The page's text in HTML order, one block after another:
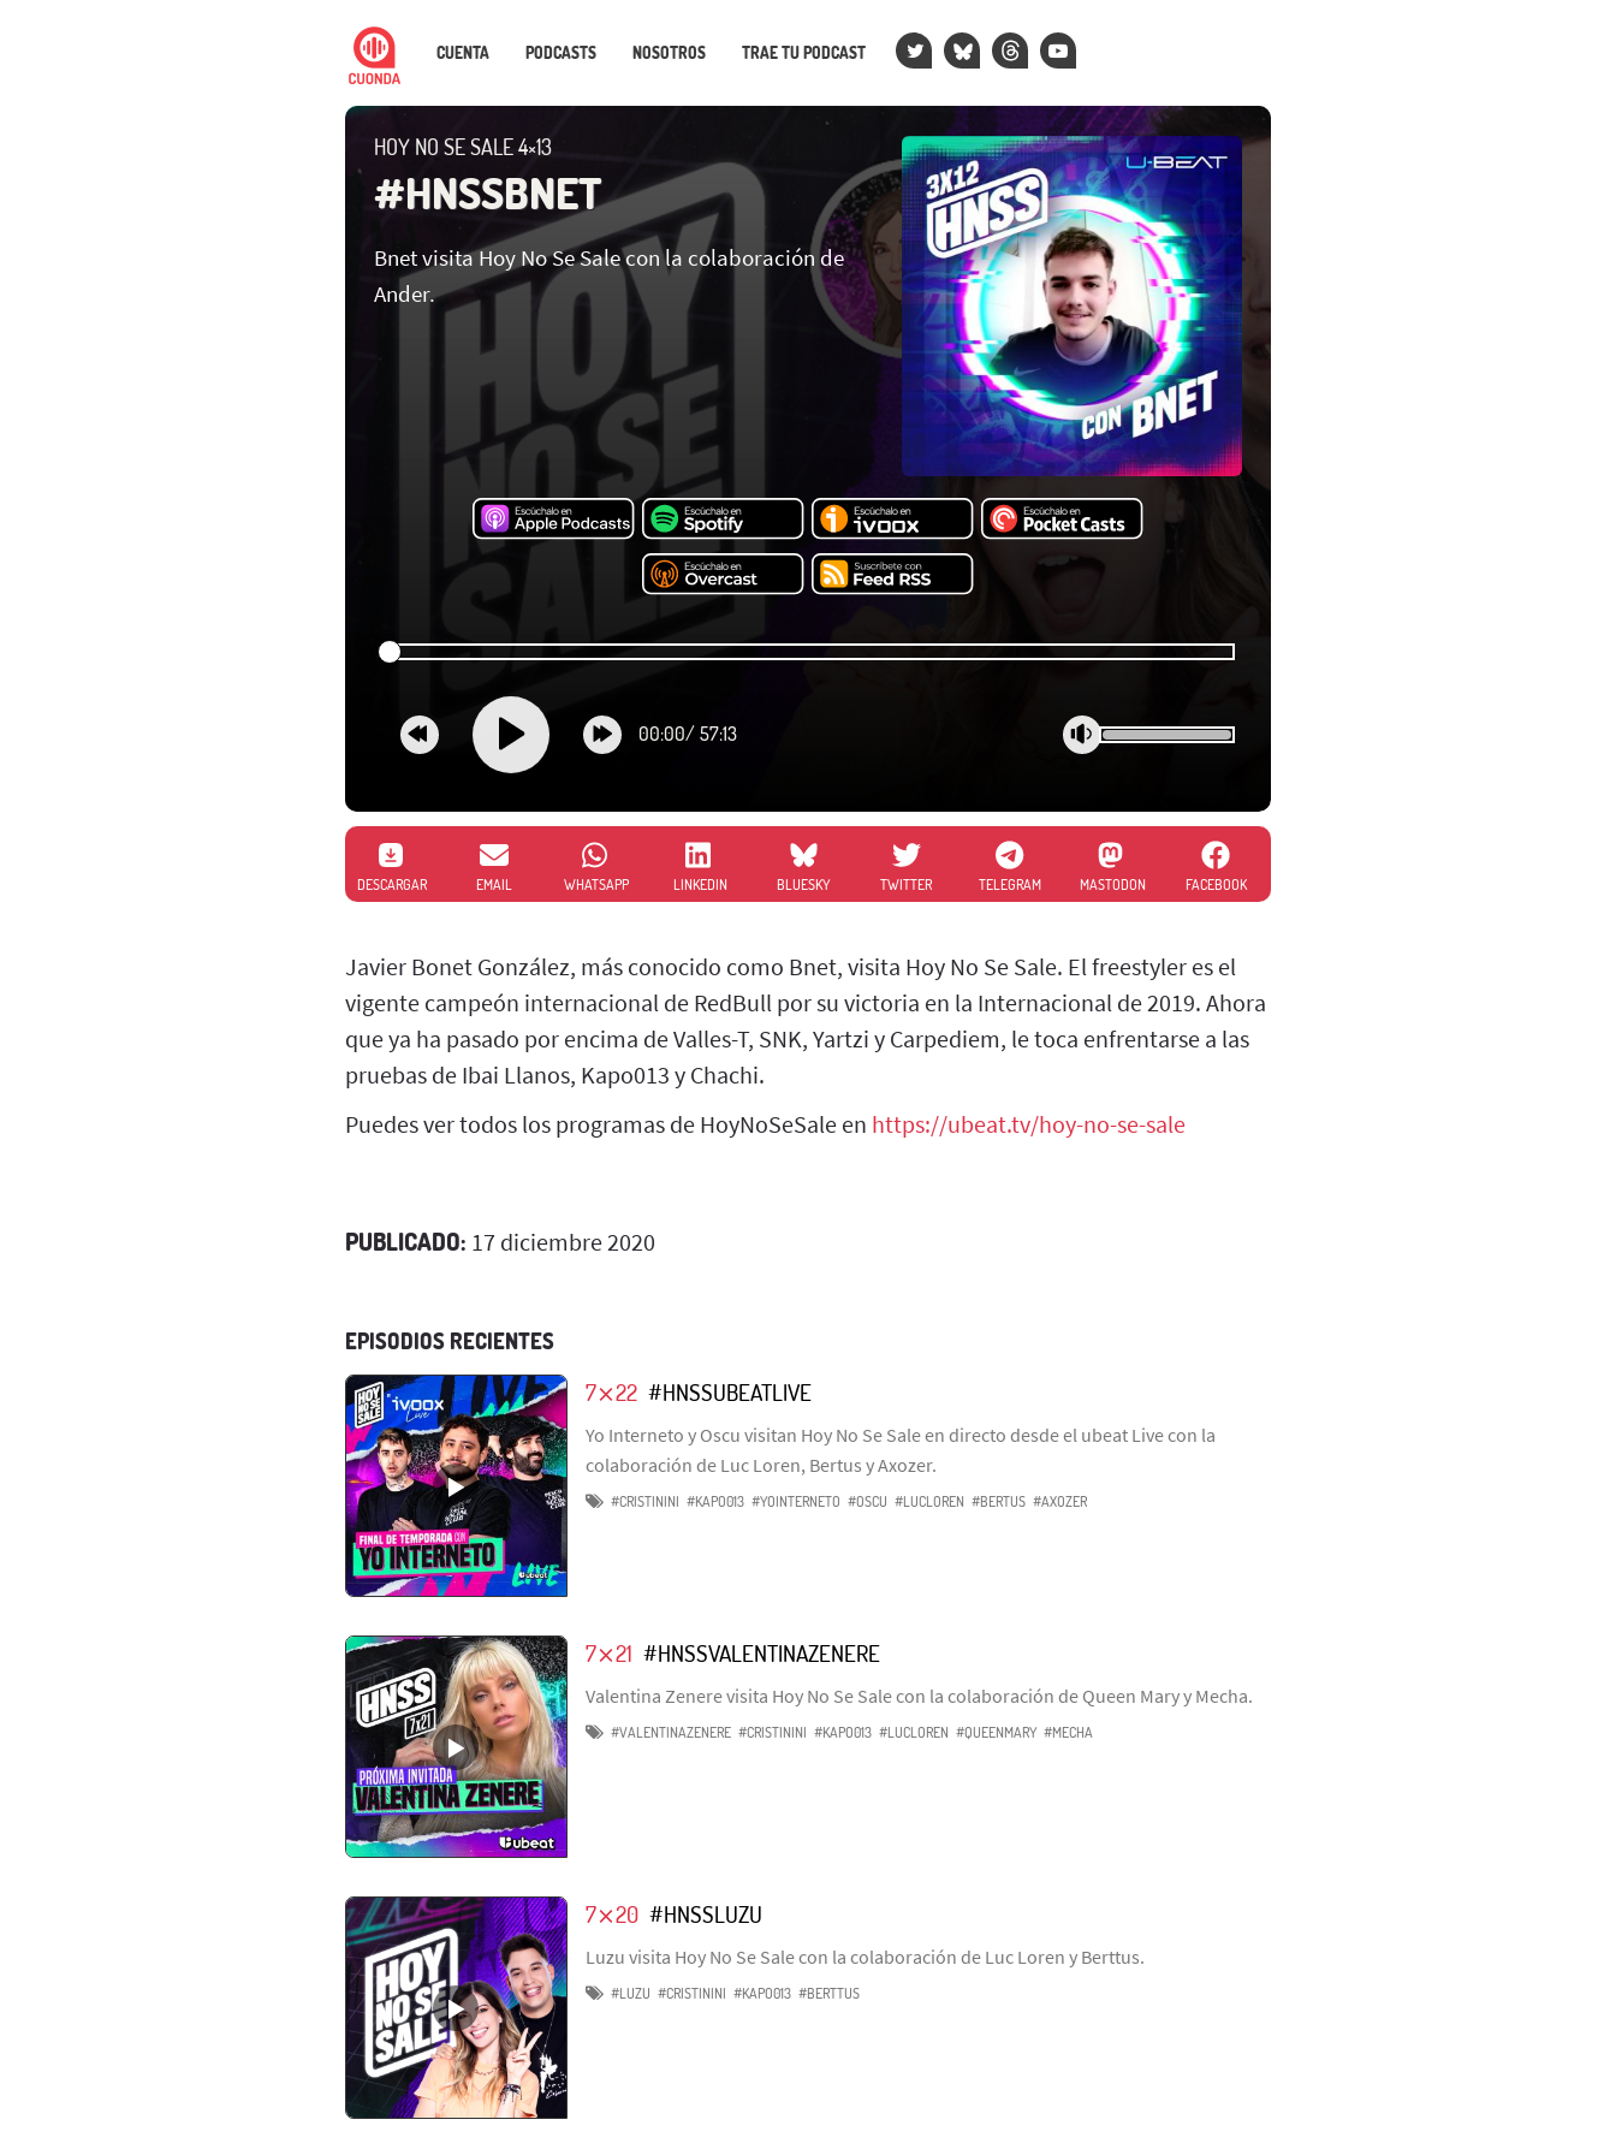
CUENTA PODCASTS NOSOTROS TRAE TU PODCAST
HOY NO SE SALE 4×13
#HNSSBNET
Bnet visita Hoy No Se Sale con la colaboración de
Ander.
00:00/ 57:13
DESCARGAR EMAIL WHATSAPP LINKEDIN BLUESKY TWITTER TELEGRAM MASTODON FACEBOOK
Javier Bonet González, más conocido como Bnet, visita Hoy No Se Sale. El freestyler es el
vigente campeón internacional de RedBull por su victoria en la Internacional de 2019. Ahora
que ya ha pasado por encima de Valles-T, SNK, Yartzi y Carpediem, le toca enfrentarse a las
pruebas de Ibai Llanos, Kapo013 y Chachi.
Puedes ver todos los programas de HoyNoSeSale en https://ubeat.tv/hoy-no-se-sale
PUBLICADO: 17 diciembre 2020
EPISODIOS RECIENTES
7⨯22 #HNSSUBEATLIVE
Yo Interneto y Oscu visitan Hoy No Se Sale en directo desde el ubeat Live con la
colaboración de Luc Loren, Bertus y Axozer.
#CRISTININI #KAPO013 #YOINTERNETO #OSCU #LUCLOREN #BERTUS #AXOZER
7⨯21 #HNSSVALENTINAZENERE
Valentina Zenere visita Hoy No Se Sale con la colaboración de Queen Mary y Mecha.
#VALENTINAZENERE #CRISTININI #KAPO013 #LUCLOREN #QUEENMARY #MECHA
7⨯20 #HNSSLUZU
Luzu visita Hoy No Se Sale con la colaboración de Luc Loren y Berttus.
#LUZU #CRISTININI #KAPO013 #BERTTUS